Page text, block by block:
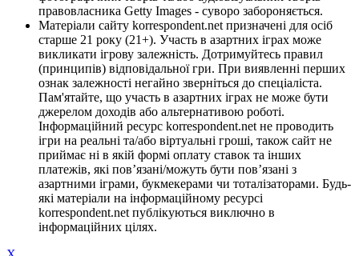
правовласника Getty Images - суворо забороняється.
Матеріали сайту korrespondent.net призначені для осіб
старше 21 року (21+). Участь в азартних іграх може
викликати ігрову залежність. Дотримуйтесь правил
(принципів) відповідальної гри. При виявленні перших
ознак залежності негайно зверніться до спеціаліста.
Пам'ятайте, що участь в азартних іграх не може бути
джерелом доходів або альтернативою роботі.
Інформаційний ресурс korrespondent.net не проводить
ігри на реальні та/або віртуальні гроші, також сайт не
приймає ні в якій формі оплату ставок та інших
платежів, які пов’язані/можуть бути пов’язані з
азартними іграми, букмекерами чи тоталізаторами. Будь-
які матеріали на інформаційному ресурсі
korrespondent.net публікуються виключно в
інформаційних цілях.